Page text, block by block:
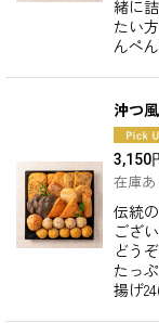
緒に
たい
んぺ
沖つ
3,150
在庫あ
伝統
ござ
どう
たっ
揚げ